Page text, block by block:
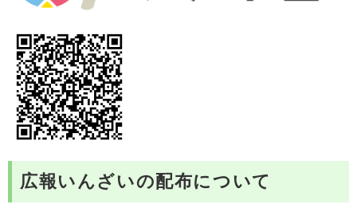
広報いんざいの配布について